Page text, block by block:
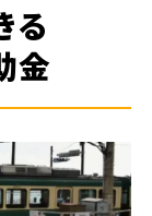
る
金